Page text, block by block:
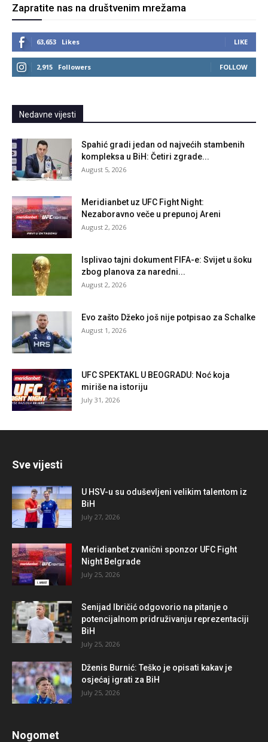
Zapratite nas na društvenim mrežama
63,653 Likes LIKE
2,915 Followers FOLLOW
Nedavne vijesti
Spahić gradi jedan od najvećih stambenih
kompleksa u BiH: Četiri zgrade...
August 5, 2026
Meridianbet uz UFC Fight Night:
Nezaboravno veče u prepunoj Areni
August 2, 2026
Isplivao tajni dokument FIFA-e: Svijet u šoku
zbog planova za naredni...
August 2, 2026
Evo zašto Džeko još nije potpisao za Schalke
August 1, 2026
UFC SPEKTAKL U BEOGRADU: Noć koja
miriše na istoriju
July 31, 2026
Sve vijesti
U HSV-u su oduševljeni velikim talentom iz
BiH
July 27, 2026
Meridianbet zvanični sponzor UFC Fight
Night Belgrade
July 25, 2026
Senijad Ibričić odgovorio na pitanje o
potencijalnom pridruživanju reprezentaciji
BiH
July 25, 2026
Dženis Burnić: Teško je opisati kakav je
osjećaj igrati za BiH
July 25, 2026
Nogomet